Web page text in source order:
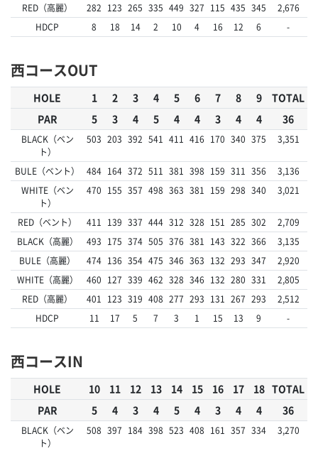
RED（高麗）
282 123 265 335 449 327 115 435 345
2,676
HDCP
8 18 14 2 10 4 16 12 6 -
西コースOUT
HOLE 1 2 3 4 5 6 7 8 9
TOTAL
PAR
5 3 4 5 4 4 3 4 4 36
BLACK（ベン
ト）
503 203 392 541 411 416 170 340 375 3,351
BULE（ベント） 484 164 372 511 381 398 159 311 356
3,136
WHITE（ベン
ト）
470 155 357 498 363 381 159 298 340 3,021
RED（ベント） 411 139 337 444 312 328 151 285 302
2,709
BLACK（高麗）
493 175 374 505 376 381 143 322 366
3,135
BULE（高麗）
474 136 354 475 346 363 132 293 347
2,920
WHITE（高麗）
460 127 339 462 328 346 132 280 331
2,805
RED（高麗）
401 123 319 408 277 293 131 267 293
2,512
HDCP
11 17 5 7 3 1 15 13 9 -
西コースIN
HOLE 10 11 12 13 14 15 16 17 18 TOTAL
PAR
5 4 3 4 5 4 3 4 4 36
BLACK（ベン
ト）
508 397 184 398 523 408 161 357 334 3,270